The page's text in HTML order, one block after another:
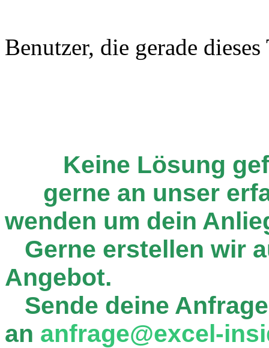
Benutzer, die gerade
Keine Lösung
gerne an unser
wenden um dein
Gerne erstellen wir
Angebot.
Sende deine
an anfrage@excel-